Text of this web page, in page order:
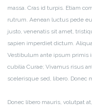
massa. Cras id turpis. Etiam
rutrum. Aenean luctus pede
justo, venenatis sit amet,
sapien imperdiet dictum.
Vestibulum ante ipsum primis
cubilia Curae; Vivamus risus
scelerisque sed, libero. Donec
Donec libero mauris, volutpat